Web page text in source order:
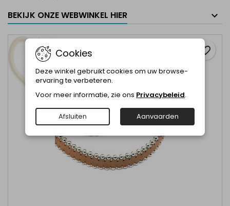
BEKIJK ONZE WEBWINKEL HIER
favorite_border
Cookies
Deze winkel gebruikt cookies om uw browse-
ervaring te verbeteren.
Voor meer informatie, zie ons Privacybeleid.
Afsluiten Aanvaarden